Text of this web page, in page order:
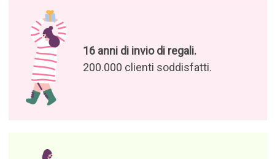
16 anni di invio di regali.
200.000 clienti soddisfatti.